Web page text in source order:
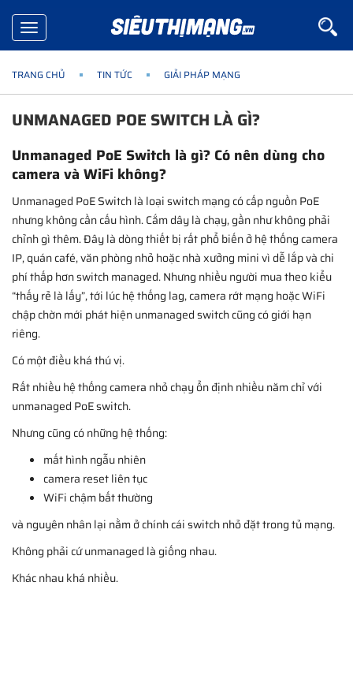
Toggle
navigation
TRANG CHỦ TIN TỨC GIẢI PHÁP MẠNG
UNMANAGED POE SWITCH LÀ GÌ?
Unmanaged PoE Switch là gì? Có nên dùng cho
camera và WiFi không?
Unmanaged PoE Switch là loại switch mạng có cấp nguồn PoE
nhưng không cần cấu hình. Cắm dây là chạy, gần như không phải
chỉnh gì thêm. Đây là dòng thiết bị rất phổ biến ở hệ thống camera
IP, quán café, văn phòng nhỏ hoặc nhà xưởng mini vì dễ lắp và chi
phí thấp hơn switch managed. Nhưng nhiều người mua theo kiểu
“thấy rẻ là lấy”, tới lúc hệ thống lag, camera rớt mạng hoặc WiFi
chập chờn mới phát hiện unmanaged switch cũng có giới hạn
riêng.
Có một điều khá thú vị.
Rất nhiều hệ thống camera nhỏ chạy ổn định nhiều năm chỉ với
unmanaged PoE switch.
Nhưng cũng có những hệ thống:
mất hình ngẫu nhiên
camera reset liên tục
WiFi chậm bất thường
và nguyên nhân lại nằm ở chính cái switch nhỏ đặt trong tủ mạng.
Không phải cứ unmanaged là giống nhau.
Khác nhau khá nhiều.